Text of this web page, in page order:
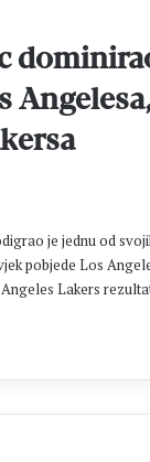
je jednu od
pobjede Los
Lakers